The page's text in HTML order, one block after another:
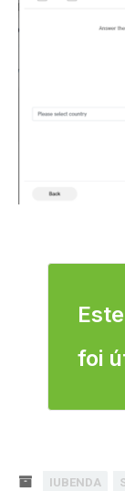
foi
IUBENDA